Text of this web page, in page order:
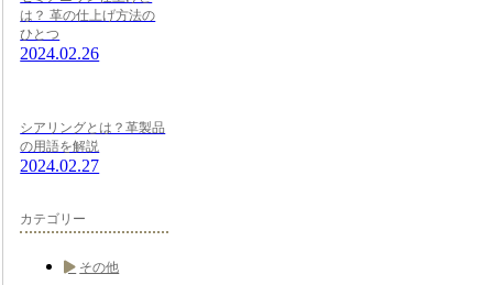
は？ 革の仕上げ方法の
ひとつ
2024.02.26
シアリングとは？革製品
の用語を解説
2024.02.27
カテゴリー
その他